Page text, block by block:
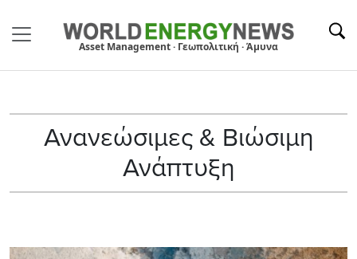
Asset Management · Γεωπολιτική · Άμυνα
Ανανεώσιμες & Βιώσιμη
Ανάπτυξη